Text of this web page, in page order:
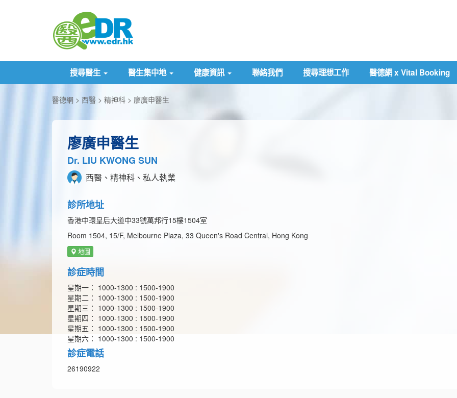
搜尋醫生 醫生集中地 健康資訊 聯絡我們 搜尋理想工作 醫德網 x Vital Booking
醫德網 西醫 精神科 廖廣申醫生
廖廣申醫生
Dr. LIU KWONG SUN
西醫、精神科、私人執業
診所地址
香港中環皇后大道中33號萬邦行15樓1504室
Room 1504, 15/F, Melbourne Plaza, 33 Queen's Road Central, Hong Kong
地圖
診症時間
星期一： 1000-1300 : 1500-1900
星期二： 1000-1300 : 1500-1900
星期三： 1000-1300 : 1500-1900
星期四： 1000-1300 : 1500-1900
星期五： 1000-1300 : 1500-1900
星期六： 1000-1300 : 1500-1900
診症電話
26190922